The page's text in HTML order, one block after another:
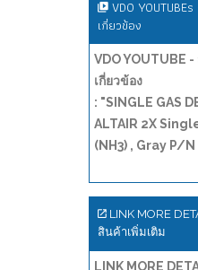
VDO
เกี่ยวข้อง
VDO YOUTUBE
เกี่ยวข้อง
: "SINGLE GAS
ALTAIR 2X
(NH3) , Gray P/
LINK MORE
สินค้าเพิ่มเติม
LINK MORE